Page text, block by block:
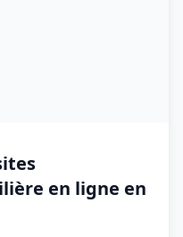
en ligne en